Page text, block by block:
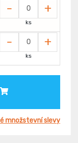
- +
ks
- +
ks
množstevní slevy